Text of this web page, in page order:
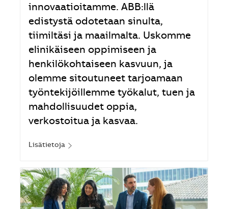
innovaatioitamme. ABB:llä
edistystä odotetaan sinulta,
tiimiltäsi ja maailmalta. Uskomme
elinikäiseen oppimiseen ja
henkilökohtaiseen kasvuun, ja
olemme sitoutuneet tarjoamaan
työntekijöillemme työkalut, tuen ja
mahdollisuudet oppia,
verkostoitua ja kasvaa.
Lisätietoja